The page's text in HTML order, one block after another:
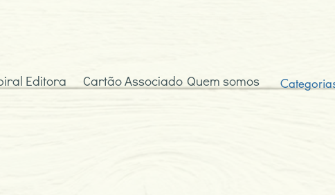
Editora Cartão Associado Quem somos